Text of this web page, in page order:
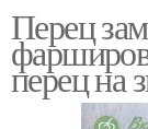
Перец
перец на